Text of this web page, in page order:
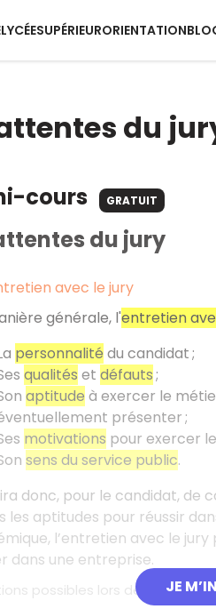
LYCÉESUPÉRIEURORIENTATION
du
cours GRATUIT
JE
du jury
avec le jury
générale, l'entretien
personnalité du candidat ;
qualités et défauts;
aptitude à exercer le
présenter ;
motivations pour exercer
sens du service public.
donc, pour le candidat,
les aptitudes pour réussir
l’entretien avec le
dans une entreprise.
possibles lors de l'entretien